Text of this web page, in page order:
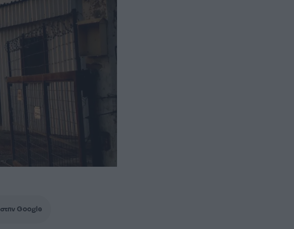
Google